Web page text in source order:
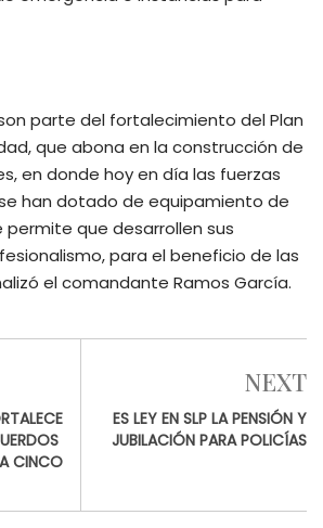
parte del fortalecimiento del Plan
que abona en la construcción de
en donde hoy en día las fuerzas
han dotado de equipamiento de
permite que desarrollen sus
para el beneficio de las
el comandante Ramos García.
CINCO
NEXT
ES LEY EN SLP LA PENSIÓN Y
JUBILACIÓN PARA POLICÍAS